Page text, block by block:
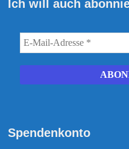
Ich will auch
Spendenkonto